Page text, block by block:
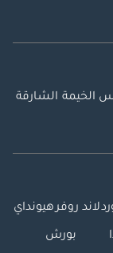
الخيمة الشارقة
لاند روفرهيونداي
بورش